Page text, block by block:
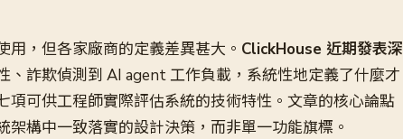
用，但各家廠商的定義差異甚大。 ClickHouse 近期發表深
、詐欺偵測到 AI agent 工作負載，系統性地定義了什麼才
項可供工程師實際評估系統的技術特性。文章的核心論點
構中一致落實的設計決策，而非單一功能旗標。